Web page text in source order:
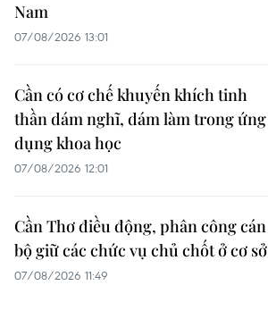
Nam
07/08/2026 13:01
Cần có cơ chế khuyến khích tinh
thần dám nghĩ, dám làm trong ứng
dụng khoa học
07/08/2026 12:01
Cần Thơ điều động, phân công cán
bộ giữ các chức vụ chủ chốt ở cơ sở
07/08/2026 11:49